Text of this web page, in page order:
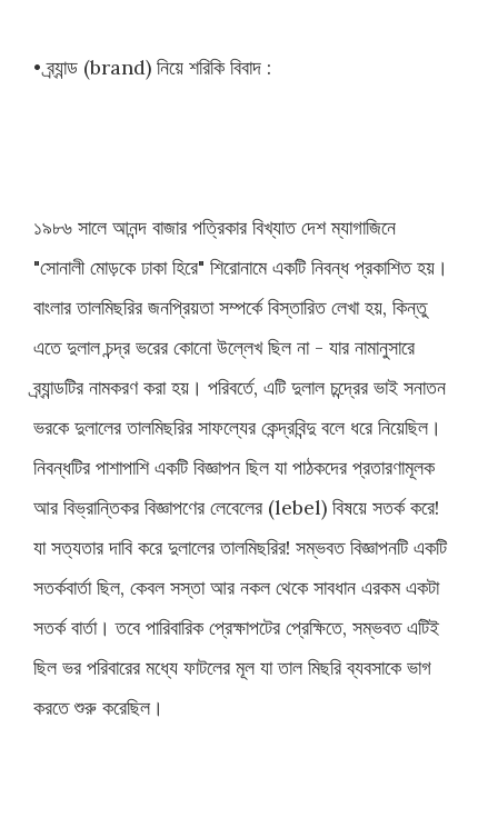
• ব্র্যান্ড (brand) নিয়ে শরিকি বিবাদ :
১৯৮৬ সালে আনন্দ বাজার পত্রিকার বিখ্যাত দেশ ম্যাগাজিনে
"সোনালী মোড়কে ঢাকা হিরে" শিরোনামে একটি নিবন্ধ প্রকাশিত হয়।
বাংলার তালমিছরির জনপ্রিয়তা সম্পর্কে বিস্তারিত লেখা হয়, কিন্তু
এতে দুলাল চন্দ্র ভরের কোনো উল্লেখ ছিল না - যার নামানুসারে
ব্র্যান্ডটির নামকরণ করা হয়। পরিবর্তে, এটি দুলাল চন্দ্রের ভাই সনাতন
ভরকে দুলালের তালমিছরির সাফল্যের কেন্দ্রবিন্দু বলে ধরে নিয়েছিল।
নিবন্ধটির পাশাপাশি একটি বিজ্ঞাপন ছিল যা পাঠকদের প্রতারণামূলক
আর বিভ্রান্তিকর বিজ্ঞাপণের লেবেলের (lebel) বিষয়ে সতর্ক করে!
যা সত্যতার দাবি করে দুলালের তালমিছরির! সম্ভবত বিজ্ঞাপনটি একটি
সতর্কবার্তা ছিল, কেবল সস্তা আর নকল থেকে সাবধান এরকম একটা
সতর্ক বার্তা। তবে পারিবারিক প্রেক্ষাপটের প্রেক্ষিতে, সম্ভবত এটিই
ছিল ভর পরিবারের মধ্যে ফাটলের মূল যা তাল মিছরি ব্যবসাকে ভাগ
করতে শুরু করেছিল।